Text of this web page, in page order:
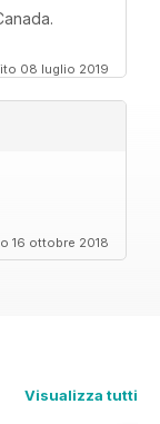
08 luglio 2019
16 ottobre 2018
Visualizza tutti